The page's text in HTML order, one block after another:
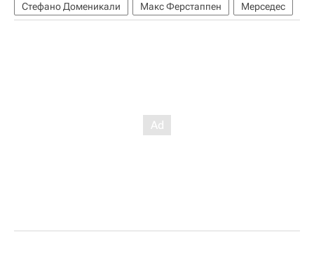
Стефано Доменикали
Макс Ферстаппен Мерседес